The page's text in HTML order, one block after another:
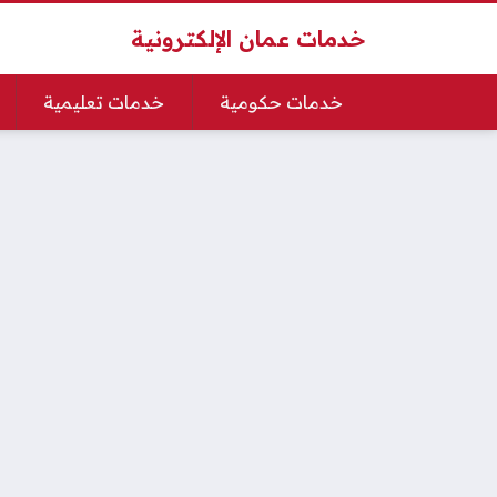
خدمات عمان الإلكترونية
خدمات حكومية خدمات تعليمية